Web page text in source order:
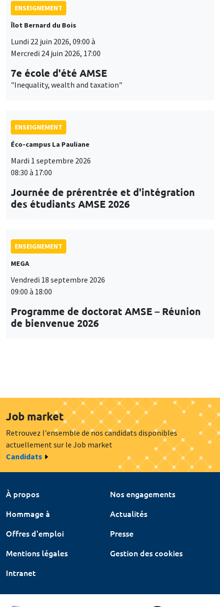
ENSEIGNEMENT
Îlot Bernard du Bois
Lundi 22 juin 2026, 09:00 à
Mercredi 24 juin 2026, 17:00
7e école d'été AMSE
"Inequality, wealth and taxation"
ENSEIGNEMENT
Éco-campus La Pauliane
Mardi 1 septembre 2026
08:30 à 17:00
Journée de prérentrée et d'intégration
des étudiants AMSE 2026
ENSEIGNEMENT
MEGA
Vendredi 18 septembre 2026
09:00 à 18:00
Programme de doctorat AMSE – Réunion
de bienvenue 2026
Job market
Retrouvez l'ensemble de nos candidats disponibles
actuellement sur le Job market
Candidats
À propos
Nos engagements
Hommage à
Actualités
Offres d'emploi
Presse
Mentions légales
Gestion des cookies
Intranet